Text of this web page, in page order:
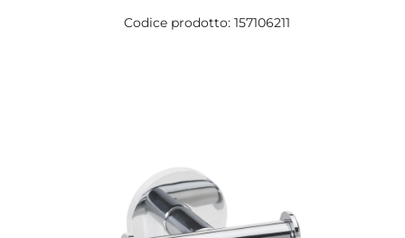
Codice prodotto: 157106211